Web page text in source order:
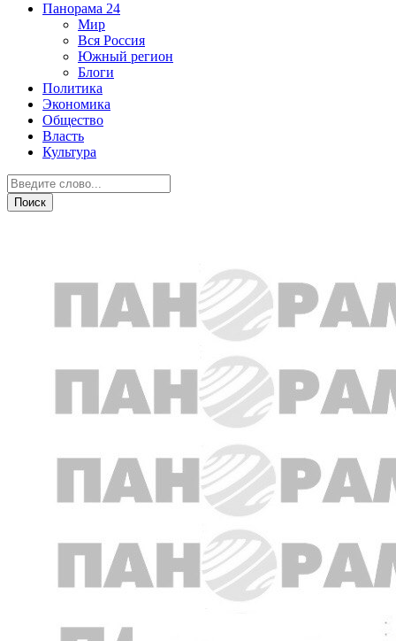
Панорама 24
Мир
Вся Россия
Южный регион
Блоги
Политика
Экономика
Общество
Власть
Культура